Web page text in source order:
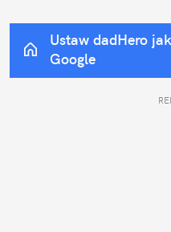
Ustaw dadHero
Google